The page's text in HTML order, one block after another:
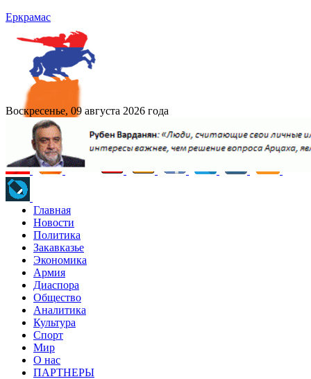
Еркрамас
Воскресенье, 09 августа 2026 года
Главная
Новости
Политика
Закавказье
Экономика
Армия
Диаспора
Общество
Аналитика
Культура
Спорт
Мир
О нас
ПАРТНЕРЫ